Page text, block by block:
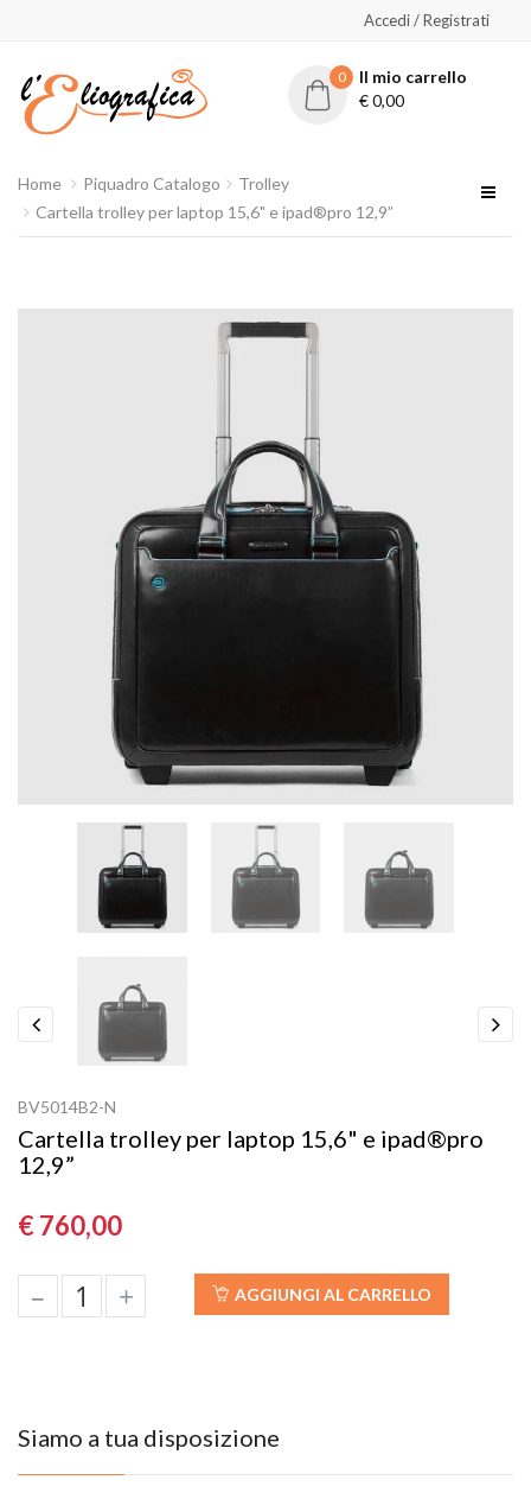
Accedi / Registrati
0
Il mio carrello
€0,00
Home Piquadro Catalogo
Trolley
Cartella trolley per laptop 15,6" e ipad®pro 12,9”
BV5014B2-N
Cartella trolley per laptop 15,6" e ipad®pro
12,9”
€ 760,00
– + AGGIUNGI AL CARRELLO
Siamo a tua disposizione